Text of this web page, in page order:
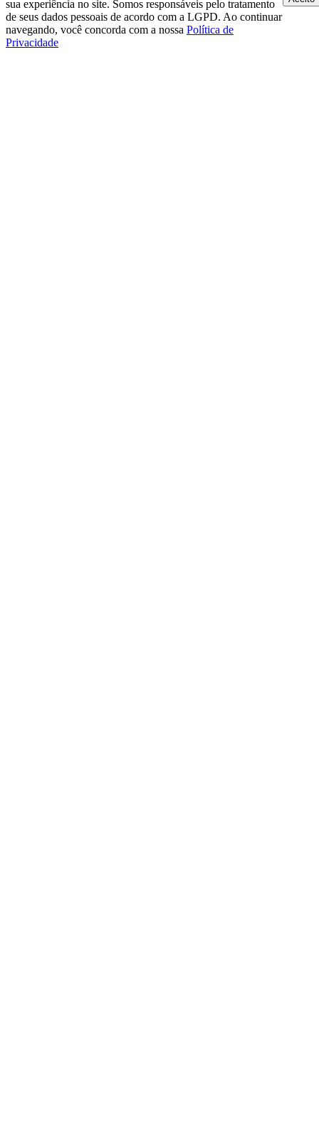
sua experiência no site. Somos responsáveis pelo tratamento
de seus dados pessoais de acordo com a LGPD. Ao continuar
navegando, você concorda com a nossa Política de
Privacidade